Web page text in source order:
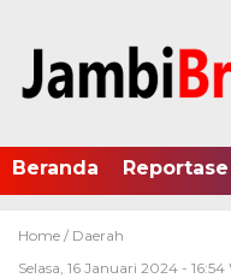
Beranda Reportase
Home / Daerah
Selasa, 16 Januari 2024 - 16:54